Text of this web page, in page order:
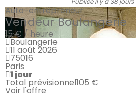
Auto-entrepreneur
Vendeur Boulangerie
15 € / heure
Boulangerie
11 août 2026
75016
Paris
1 jour
Total prévisionnel105 €
Voir l'offre